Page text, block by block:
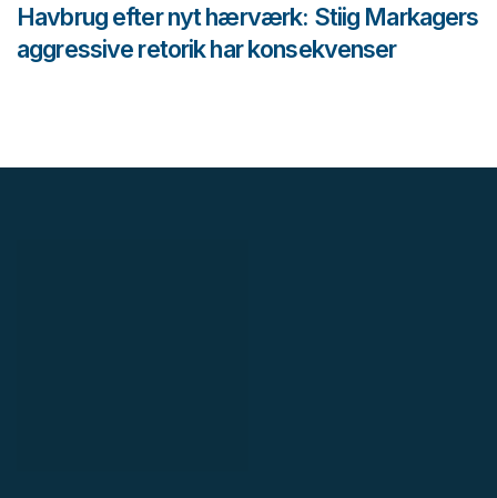
Havbrug efter nyt hærværk: Stiig Markagers
aggressive retorik har konsekvenser